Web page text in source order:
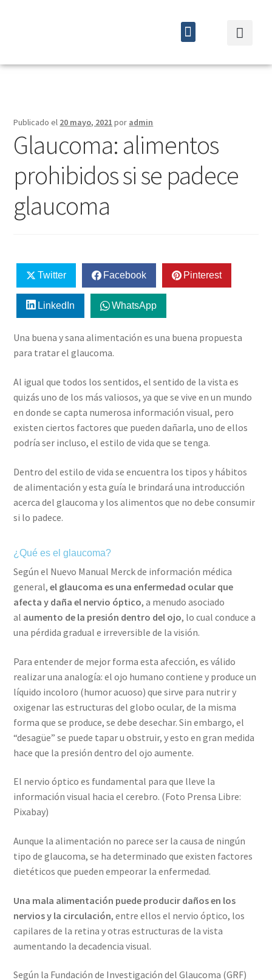
Publicado el 20 mayo, 2021 por admin
Glaucoma: alimentos
prohibidos si se padece
glaucoma
Twitter Facebook Pinterest
LinkedIn WhatsApp
Una buena y sana alimentación es una buena propuesta
para tratar el glaucoma.
Al igual que todos los sentidos, el sentido de la vista es
quizás uno de los más valiosos, ya que se vive en un mundo
en donde se capta numerosa información visual, pero
existen ciertos factores que pueden dañarla, uno de ellos
podría ser incluso, el estilo de vida que se tenga.
Dentro del estilo de vida se encuentra los tipos y hábitos
de alimentación y esta guía le brindará una introducción
acerca del glaucoma y los alimentos que no debe consumir
si lo padece.
¿Qué es el glaucoma?
Según el Nuevo Manual Merck de información médica
general,el glaucoma es una enfermedad ocular que
afecta y daña el nervio óptico, a menudo asociado
al aumento de la presión dentro del ojo, lo cual conduce a
una pérdida gradual e irreversible de la visión.
Para entender de mejor forma esta afección, es válido
realizar una analogía: el ojo humano contiene y produce un
líquido incoloro (humor acuoso) que sirve para nutrir y
oxigenar las estructuras del globo ocular, de la misma
forma que se produce, se debe desechar. Sin embargo, el
“desagüe” se puede tapar u obstruir, y esto en gran medida
hace que la presión dentro del ojo aumente.
El nervio óptico es fundamental para que lleve la
información visual hacia el cerebro. (Foto Prensa Libre:
Pixabay)
Aunque la alimentación no parece ser la causa de ningún
tipo de glaucoma, se ha determinado que existen factores
dietéticos que pueden empeorar la enfermedad.
Una mala alimentación puede producir daños en los
nervios y la circulación, entre ellos el nervio óptico, los
capilares de la retina y otras estructuras de la vista
aumentando la decadencia visual.
Según la Fundación de Investigación del Glaucoma (GRF)